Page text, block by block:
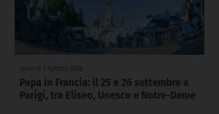
Papa in Francia: il 25 e 26 settembre a
Parigi, tra Eliseo, Unesco e Notre-Dame